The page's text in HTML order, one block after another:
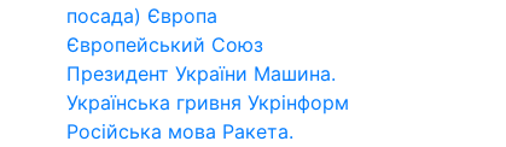
посада) Європа
Європейський Союз
Президент України Машина.
Українська гривня Укрінформ
Російська мова Ракета.